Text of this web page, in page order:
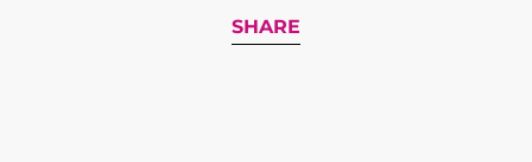
SHARE